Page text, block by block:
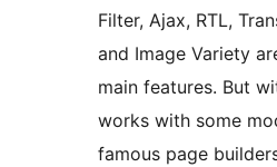
Filter, Ajax, RTL,
and Image Variety
main features. But
works with some
famous page